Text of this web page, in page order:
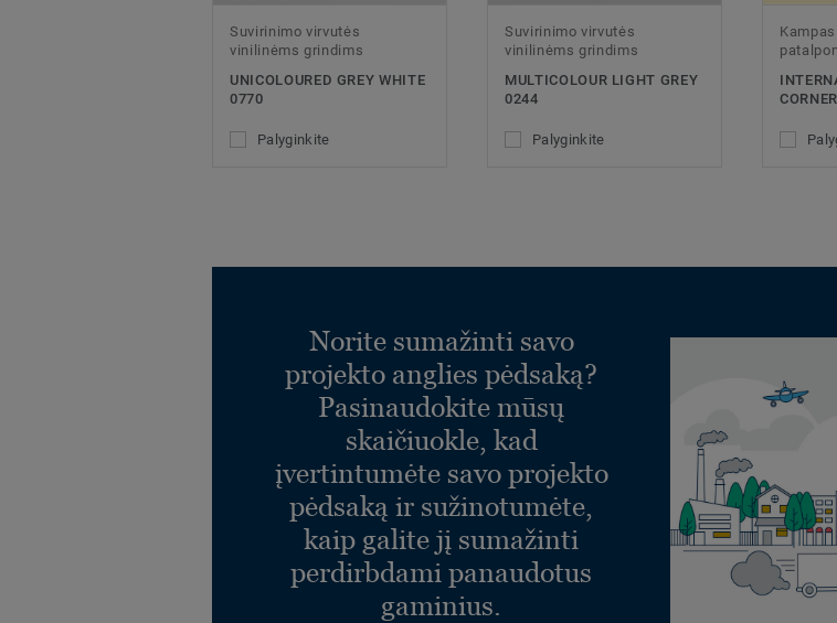
Suvirinimo virvutės
vinilinėms grindims
UNICOLOURED GREY WHITE
0770
Palyginkite
Suvirinimo virvutės
vinilinėms grindims
MULTICOLOUR LIGHT GREY
0244
Palyginkite
CORNER
Norite sumažinti savo
projekto anglies pėdsaką?
Pasinaudokite mūsų
skaičiuokle, kad
įvertintumėte savo projekto
pėdsaką ir sužinotumėte,
kaip galite jį sumažinti
perdirbdami panaudotus
gaminius.